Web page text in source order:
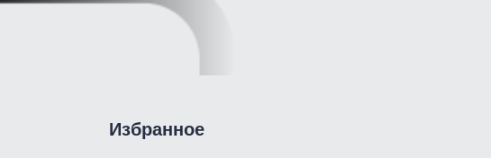
Избранное